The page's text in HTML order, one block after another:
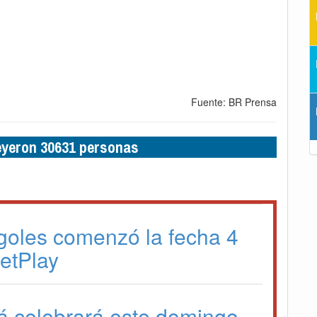
Fuente: BR Prensa
30631 personas
comenzó la fecha 4